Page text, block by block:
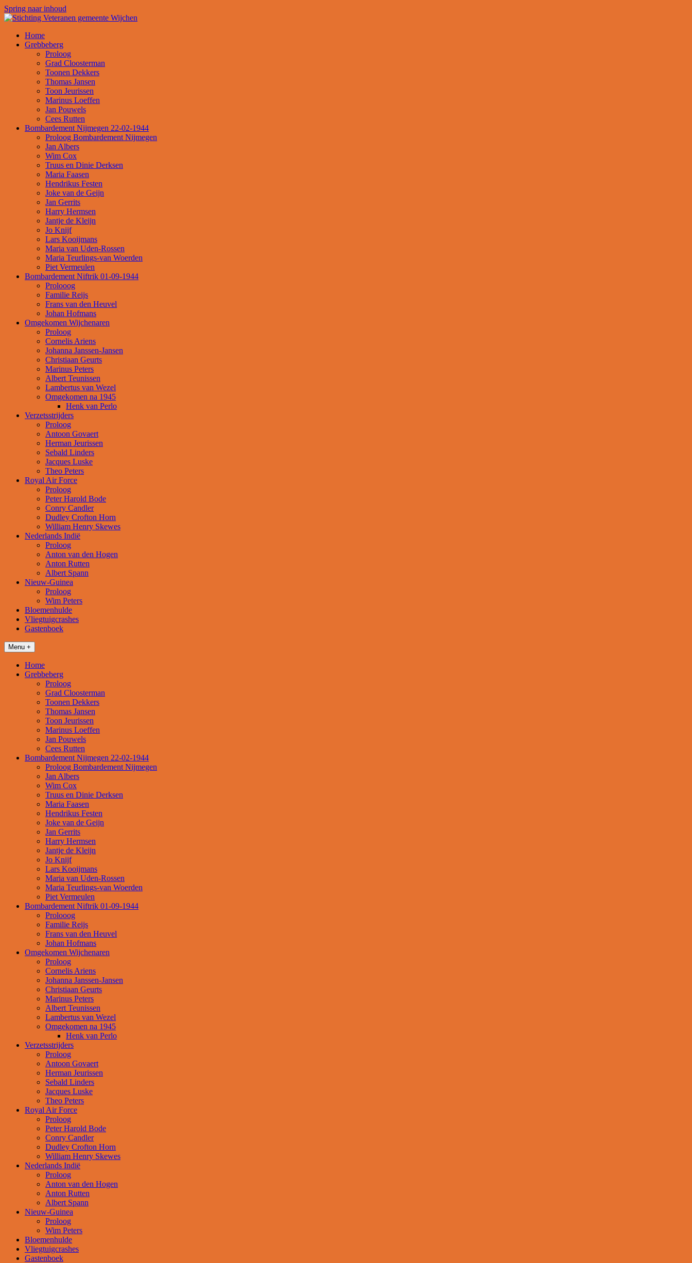
Spring naar inhoud
Home
Grebbeberg
Proloog
Grad Cloosterman
Toonen Dekkers
Thomas Jansen
Toon Jeurissen
Marinus Loeffen
Jan Pouwels
Cees Rutten
Bombardement Nijmegen 22-02-1944
Proloog Bombardement Nijmegen
Jan Albers
Wim Cox
Truus en Dinie Derksen
Maria Faasen
Hendrikus Festen
Joke van de Geijn
Jan Gerrits
Harry Hermsen
Jantje de Kleijn
Jo Knijf
Lars Kooijmans
Maria van Uden-Rossen
Maria Teurlings-van Woerden
Piet Vermeulen
Bombardement Niftrik 01-09-1944
Prolooog
Familie Reijs
Frans van den Heuvel
Johan Hofmans
Omgekomen Wijchenaren
Proloog
Cornelis Ariens
Johanna Janssen-Jansen
Christiaan Geurts
Marinus Peters
Albert Teunissen
Lambertus van Wezel
Omgekomen na 1945
Henk van Perlo
Verzetsstrijders
Proloog
Antoon Govaert
Herman Jeurissen
Sebald Linders
Jacques Luske
Theo Peters
Royal Air Force
Proloog
Peter Harold Bode
Conry Candler
Dudley Crofton Horn
William Henry Skewes
Nederlands Indië
Proloog
Anton van den Hogen
Anton Rutten
Albert Spann
Nieuw-Guinea
Proloog
Wim Peters
Bloemenhulde
Vliegtuigcrashes
Gastenboek
Menu +
Home
Grebbeberg
Proloog
Grad Cloosterman
Toonen Dekkers
Thomas Jansen
Toon Jeurissen
Marinus Loeffen
Jan Pouwels
Cees Rutten
Bombardement Nijmegen 22-02-1944
Proloog Bombardement Nijmegen
Jan Albers
Wim Cox
Truus en Dinie Derksen
Maria Faasen
Hendrikus Festen
Joke van de Geijn
Jan Gerrits
Harry Hermsen
Jantje de Kleijn
Jo Knijf
Lars Kooijmans
Maria van Uden-Rossen
Maria Teurlings-van Woerden
Piet Vermeulen
Bombardement Niftrik 01-09-1944
Prolooog
Familie Reijs
Frans van den Heuvel
Johan Hofmans
Omgekomen Wijchenaren
Proloog
Cornelis Ariens
Johanna Janssen-Jansen
Christiaan Geurts
Marinus Peters
Albert Teunissen
Lambertus van Wezel
Omgekomen na 1945
Henk van Perlo
Verzetsstrijders
Proloog
Antoon Govaert
Herman Jeurissen
Sebald Linders
Jacques Luske
Theo Peters
Royal Air Force
Proloog
Peter Harold Bode
Conry Candler
Dudley Crofton Horn
William Henry Skewes
Nederlands Indië
Proloog
Anton van den Hogen
Anton Rutten
Albert Spann
Nieuw-Guinea
Proloog
Wim Peters
Bloemenhulde
Vliegtuigcrashes
Gastenboek